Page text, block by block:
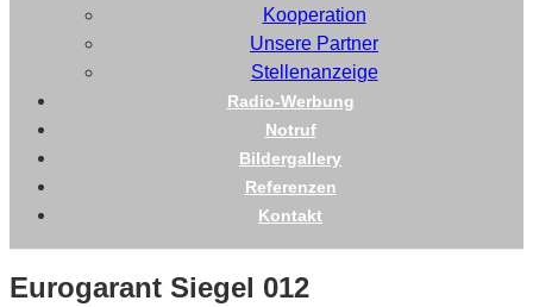
Kooperation
Unsere Partner
Stellenanzeige
Radio-Werbung
Notruf
Bildergallery
Referenzen
Kontakt
Eurogarant Siegel 012